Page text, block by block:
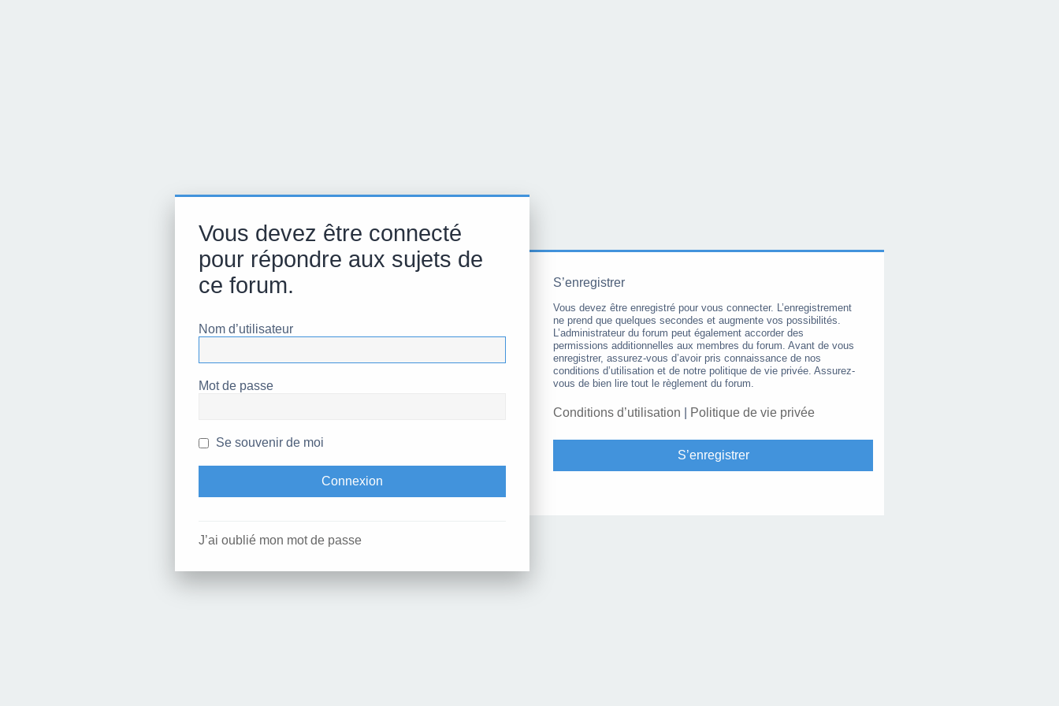
Vous devez être connecté
pour répondre aux sujets de
ce forum.
Nom d’utilisateur
Mot de passe
Se souvenir de moi
J’ai oublié mon mot de passe
S’enregistrer
Vous devez être enregistré pour vous connecter. L’enregistrement
ne prend que quelques secondes et augmente vos possibilités.
L’administrateur du forum peut également accorder des
permissions additionnelles aux membres du forum. Avant de vous
enregistrer, assurez-vous d’avoir pris connaissance de nos
conditions d’utilisation et de notre politique de vie privée. Assurez-
vous de bien lire tout le règlement du forum.
Conditions d’utilisation Politique de vie privée
S’enregistrer